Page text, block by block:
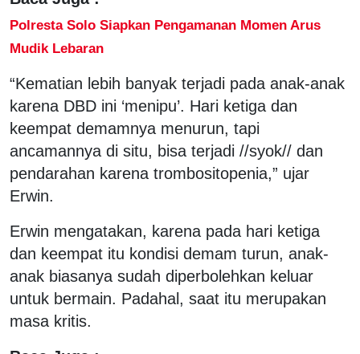
Polresta Solo Siapkan Pengamanan Momen Arus
Mudik Lebaran
“Kematian lebih banyak terjadi pada anak-anak
karena DBD ini ‘menipu’. Hari ketiga dan
keempat demamnya menurun, tapi
ancamannya di situ, bisa terjadi //syok// dan
pendarahan karena trombositopenia,” ujar
Erwin.
Erwin mengatakan, karena pada hari ketiga
dan keempat itu kondisi demam turun, anak-
anak biasanya sudah diperbolehkan keluar
untuk bermain. Padahal, saat itu merupakan
masa kritis.